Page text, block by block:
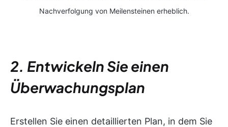
Nachverfolgung von Meilensteinen erheblich.
2. Entwickeln Sie einen
Überwachungsplan
Erstellen Sie einen detaillierten Plan, in dem Sie